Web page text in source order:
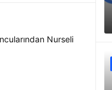
Nurseli